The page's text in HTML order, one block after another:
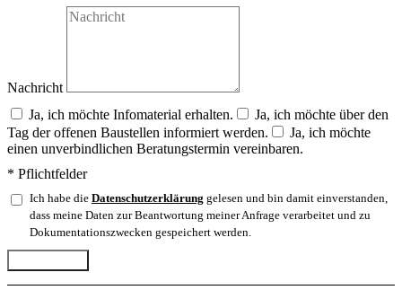
Nachricht
Ja, ich möchte Infomaterial erhalten.
Ja, ich möchte über den
Tag der offenen Baustellen informiert werden.
Ja, ich möchte
einen unverbindlichen Beratungstermin vereinbaren.
* Pflichtfelder
Ich habe die Datenschutzerklärung gelesen und bin damit einverstanden,
dass meine Daten zur Beantwortung meiner Anfrage verarbeitet und zu
Dokumentationszwecken gespeichert werden.